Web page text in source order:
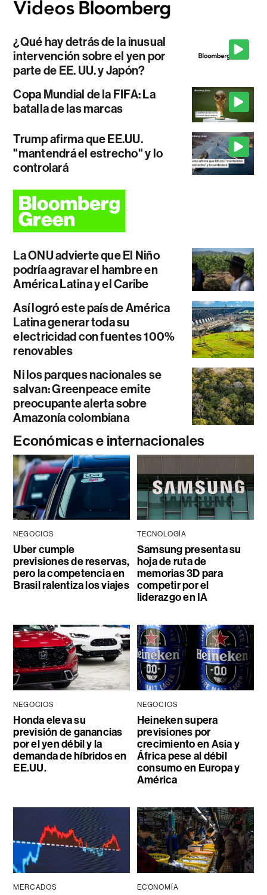
¿Qué hay detrás de la inusual
intervención sobre el yen por
parte de EE. UU. y Japón?
Copa Mundial de la FIFA: La
batalla de las marcas
Trump afirma que EE.UU.
"mantendrá el estrecho" y lo
controlará
La ONU advierte que El Niño
podría agravar el hambre en
América Latina y el Caribe
Así logró este país de América
Latina generar toda su
electricidad con fuentes 100%
renovables
Ni los parques nacionales se
salvan: Greenpeace emite
preocupante alerta sobre
Amazonía colombiana
Económicas e internacionales
NEGOCIOS
Uber cumple
previsiones de reservas,
pero la competencia en
Brasil ralentiza los viajes
TECNOLOGÍA
Samsung presenta su
hoja de ruta de
memorias 3D para
competir por el
liderazgo en IA
NEGOCIOS
Honda eleva su
previsión de ganancias
por el yen débil y la
demanda de híbridos en
EE.UU.
NEGOCIOS
Heineken supera
previsiones por
crecimiento en Asia y
África pese al débil
consumo en Europa y
América
MERCADOS ECONOMÍA